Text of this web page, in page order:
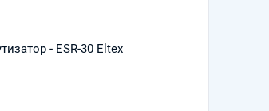
- ESR-30 Eltex